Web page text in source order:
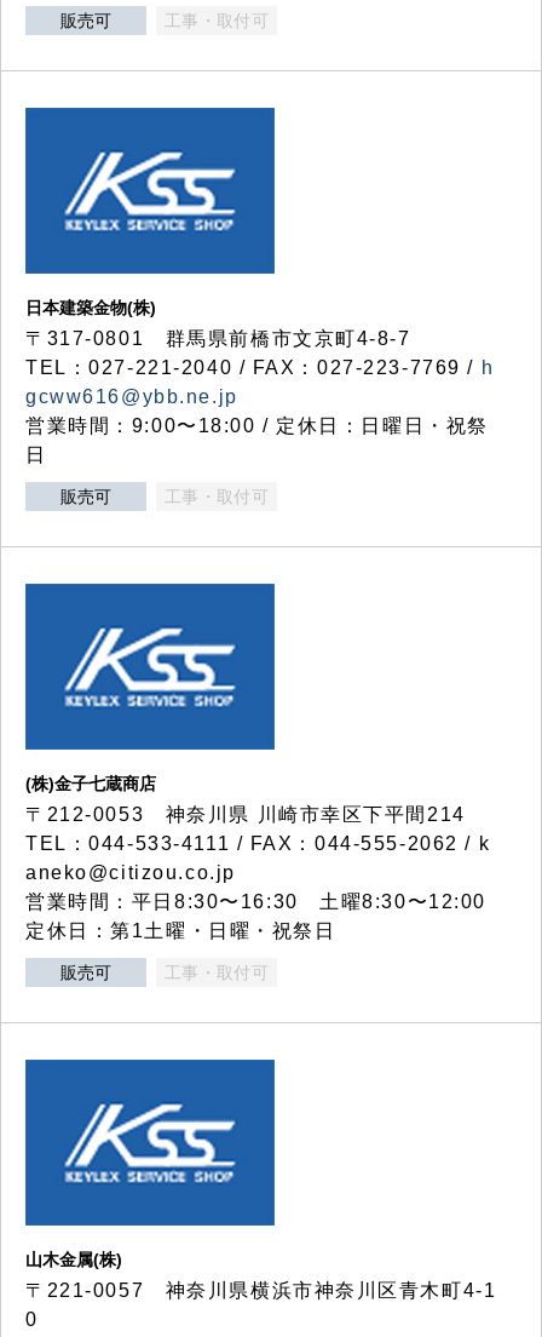
販売可 工事・取付可
日本建築金物(株)
〒317‐0801 群馬県前橋市文京町4-8-7
TEL：027-221-2040 / FAX：027-223-7769 / h
gcww616@ybb.ne.jp
営業時間：9:00〜18:00 / 定休日：日曜日・祝祭
日
販売可 工事・取付可
(株)金子七蔵商店
〒212-0053 神奈川県 川崎市幸区下平間214
TEL：044-533-4111 / FAX：044-555-2062 / k
aneko@citizou.co.jp
営業時間：平日8:30〜16:30 土曜8:30〜12:00
定休日：第1土曜・日曜・祝祭日
販売可 工事・取付可
山木金属(株)
〒221-0057 神奈川県横浜市神奈川区青木町4-1
0